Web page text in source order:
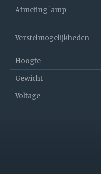
Afmeting lamp
Verstelmogelijkheden
Hoogte
Gewicht
Voltage